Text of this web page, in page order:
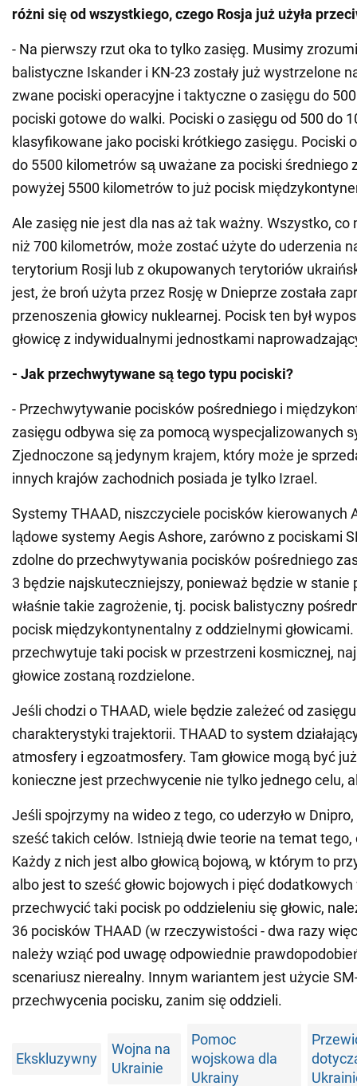
różni się od wszystkiego, czego Rosja już użyła
- Na pierwszy rzut oka to tylko zasięg. Musimy
balistyczne Iskander i KN-23 zostały już wystrzelone
zwane pociski operacyjne i taktyczne o zasięgu do
pociski gotowe do walki. Pociski o zasięgu od 500 do
klasyfikowane jako pociski krótkiego zasięgu. Pociski
do 5500 kilometrów są uważane za pociski średniego
powyżej 5500 kilometrów to już pocisk
Ale zasięg nie jest dla nas aż tak ważny. Wszystko, co
niż 700 kilometrów, może zostać użyte do uderzenia
terytorium Rosji lub z okupowanych terytoriów
jest, że broń użyta przez Rosję w Dnieprze została
przenoszenia głowicy nuklearnej. Pocisk ten był
głowicę z indywidualnymi jednostkami
- Jak przechwytywane są tego typu pociski?
- Przechwytywanie pocisków pośredniego i
zasięgu odbywa się za pomocą wyspecjalizowanych
Zjednoczone są jedynym krajem, który może je
innych krajów zachodnich posiada je tylko Izrael.
Systemy THAAD, niszczyciele pocisków kierowanych
lądowe systemy Aegis Ashore, zarówno z pociskami
zdolne do przechwytywania pocisków pośredniego
3 będzie najskuteczniejszy, ponieważ będzie w stanie
właśnie takie zagrożenie, tj. pocisk balistyczny
pocisk międzykontynentalny z oddzielnymi głowicami.
przechwytuje taki pocisk w przestrzeni kosmicznej,
głowice zostaną rozdzielone.
Jeśli chodzi o THAAD, wiele będzie zależeć od
charakterystyki trajektorii. THAAD to system
atmosfery i egzoatmosfery. Tam głowice mogą być
konieczne jest przechwycenie nie tylko jednego celu,
Jeśli spojrzymy na wideo z tego, co uderzyło w
sześć takich celów. Istnieją dwie teorie na temat tego,
Każdy z nich jest albo głowicą bojową, w którym to
albo jest to sześć głowic bojowych i pięć
przechwycić taki pocisk po oddzieleniu się głowic,
36 pocisków THAAD (w rzeczywistości - dwa razy
należy wziąć pod uwagę odpowiednie
scenariusz nierealny. Innym wariantem jest użycie
przechwycenia pocisku, zanim się oddzieli.
Ekskluzywny
Wojna na
Ukrainie
Pomoc
wojskowa dla
Ukrainy